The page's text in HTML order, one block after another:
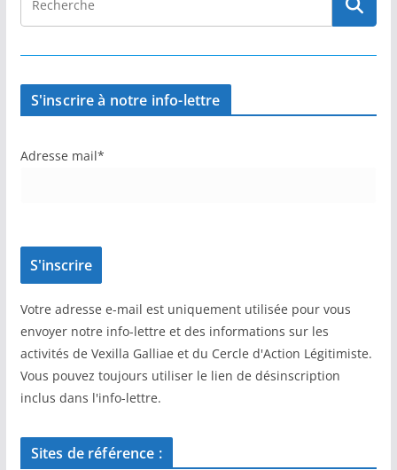
S'inscrire à notre info-lettre
Adresse mail*
Votre adresse e-mail est uniquement utilisée pour vous
envoyer notre info-lettre et des informations sur les
activités de Vexilla Galliae et du Cercle d'Action Légitimiste.
Vous pouvez toujours utiliser le lien de désinscription
inclus dans l'info-lettre.
Sites de référence :